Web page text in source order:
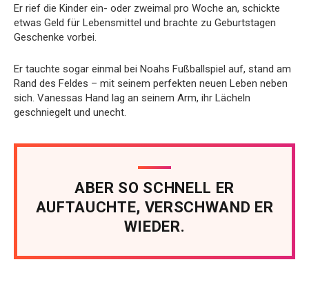
Er rief die Kinder ein- oder zweimal pro Woche an, schickte
etwas Geld für Lebensmittel und brachte zu Geburtstagen
Geschenke vorbei.
Er tauchte sogar einmal bei Noahs Fußballspiel auf, stand am
Rand des Feldes – mit seinem perfekten neuen Leben neben
sich. Vanessas Hand lag an seinem Arm, ihr Lächeln
geschniegelt und unecht.
ABER SO SCHNELL ER
AUFTAUCHTE, VERSCHWAND ER
WIEDER.